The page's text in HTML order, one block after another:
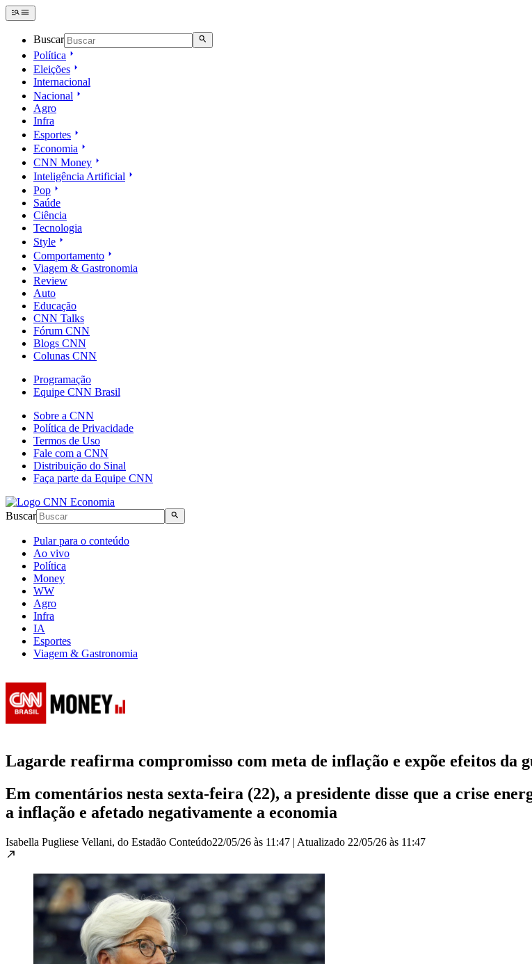
Buscar
Política
Eleições
Internacional
Nacional
Agro
Infra
Esportes
Economia
CNN Money
Inteligência Artificial
Pop
Saúde
Ciência
Tecnologia
Style
Comportamento
Viagem & Gastronomia
Review
Auto
Educação
CNN Talks
Fórum CNN
Blogs CNN
Colunas CNN
Programação
Equipe CNN Brasil
Sobre a CNN
Política de Privacidade
Termos de Uso
Fale com a CNN
Distribuição do Sinal
Faça parte da Equipe CNN
Buscar
Pular para o conteúdo
Ao vivo
Política
Money
WW
Agro
Infra
IA
Esportes
Viagem & Gastronomia
Lagarde reafirma compromisso com meta de inflação e expõe efeitos da
Em comentários nesta sexta-feira (22), a presidente disse que a crise
a inflação e afetado negativamente a economia
Isabella Pugliese Vellani, do Estadão Conteúdo22/05/26 às 11:47 | Atualizado 22/05/26 às 11:47